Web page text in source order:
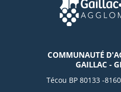
COMMUNAUTÉ
GAILLAC -
Técou BP 80133 -